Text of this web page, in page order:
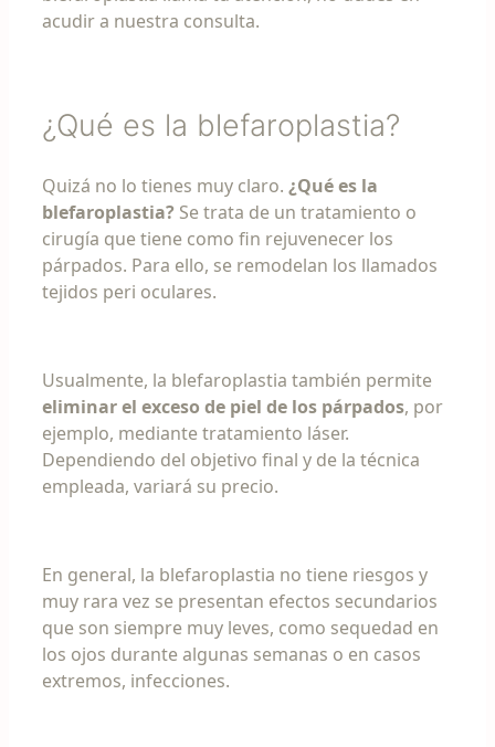
acudir a nuestra consulta.
¿Qué es la blefaroplastia?
Quizá no lo tienes muy claro. ¿Qué es la
blefaroplastia? Se trata de un tratamiento o
cirugía que tiene como fin rejuvenecer los
párpados. Para ello, se remodelan los llamados
tejidos peri oculares.
Usualmente, la blefaroplastia también permite
eliminar el exceso de piel de los párpados, por
ejemplo, mediante tratamiento láser.
Dependiendo del objetivo final y de la técnica
empleada, variará su precio.
En general, la blefaroplastia no tiene riesgos y
muy rara vez se presentan efectos secundarios
que son siempre muy leves, como sequedad en
los ojos durante algunas semanas o en casos
extremos, infecciones.